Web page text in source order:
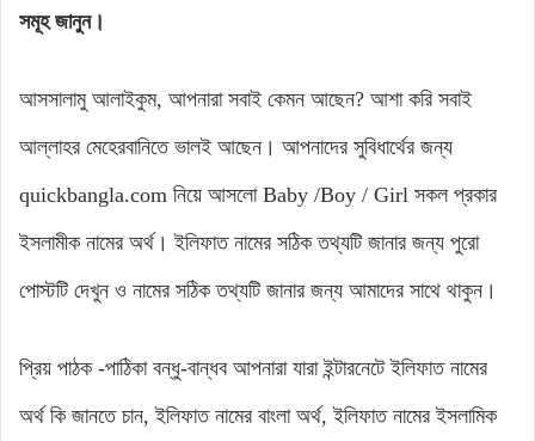
সমূহ জানুন।
আসসালামু আলাইকুম, আপনারা সবাই কেমন আছেন? আশা করি সবাই
আল্লাহর মেহেরবানিতে ভালই আছেন। আপনাদের সুবিধার্থের জন্য
quickbangla.com নিয়ে আসলো Baby /Boy / Girl সকল প্রকার
ইসলামীক নামের অর্থ। ইলিফাত নামের সঠিক তথ্যটি জানার জন্য পুরো
পোস্টটি দেখুন ও নামের সঠিক তথ্যটি জানার জন্য আমাদের সাথে থাকুন।
প্রিয় পাঠক -পাঠিকা বন্ধু-বান্ধব আপনারা যারা ইন্টারনেটে ইলিফাত নামের
অর্থ কি জানতে চান, ইলিফাত নামের বাংলা অর্থ, ইলিফাত নামের ইসলামিক